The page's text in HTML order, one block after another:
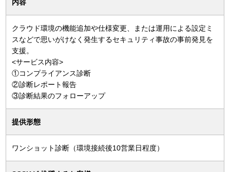
内容
クラウド環境の機能追加や仕様変更、または運用による設定ミ
スなどで思いがけなく発生するセキュリティ事故の事前発見を
支援。
<サービス内容>
①コンプライアンス診断
②診断レポート報告
③診断結果のフォローアップ
提供形態
ワンショット診断（環境接続後10営業日程度）